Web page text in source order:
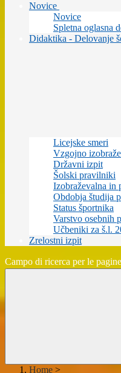
Novice
Novice
Spletna oglasna
Didaktika - Delovanje
Licejske smeri
Vzgojno
Državni izpit
Šolski pravilniki
Izobraževalna in
Obdobja študija
Status športnika
Varstvo osebnih
Učbeniki za š.l.
Zrelostni izpit
Campo di ricerca per le
Home >